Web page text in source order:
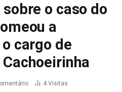
o caso do
a
cargo de
4 Visitas